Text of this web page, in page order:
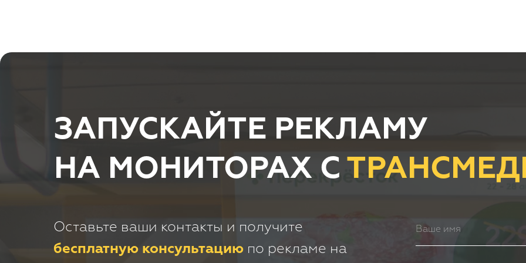
ЗАПУСКАЙТЕ РЕКЛАМУ
НА МОНИТОРАХ С
Оставьте ваши контакты и получите
бесплатную консультацию по рекламе на